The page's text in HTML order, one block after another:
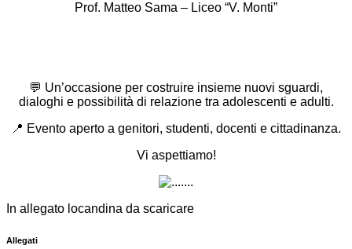
Prof. Matteo Sama – Liceo “V. Monti”
💬 Un’occasione per costruire insieme nuovi sguardi,
dialoghi e possibilità di relazione tra adolescenti e adulti.
📍 Evento aperto a genitori, studenti, docenti e cittadinanza.
Vi aspettiamo!
In allegato locandina da scaricare
Allegati